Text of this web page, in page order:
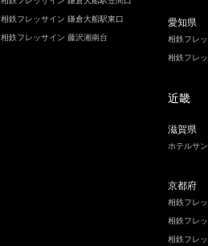
相鉄フレッサイン 鎌倉大船駅東口
相鉄フレッサイン 藤沢湘南台
愛知県
相鉄フレ
相鉄フレ
近畿
滋賀県
ホテルサ
京都府
相鉄フレ
相鉄フレ
相鉄フレ